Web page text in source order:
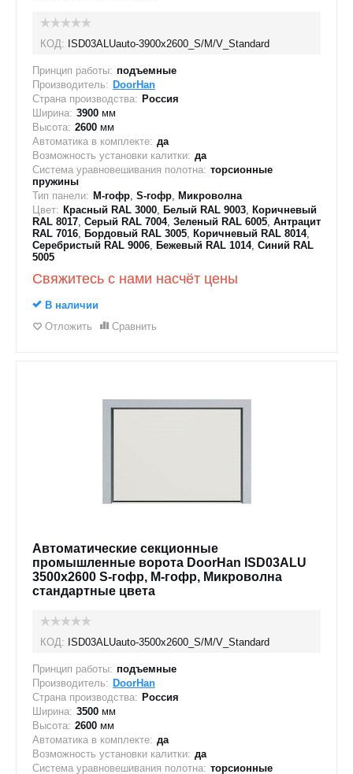
КОД: ISD03ALUauto-3900х2600_S/M/V_Standard
Принцип работы: подъемные
Производитель: DoorHan
Страна производства: Россия
Ширина: 3900 мм
Высота: 2600 мм
Автоматика в комплекте: да
Возможность установки калитки: да
Система уравновешивания полотна: торсионные
пружины
Тип панели: M-гофр, S-гофр, Микроволна
Цвет: Красный RAL 3000, Белый RAL 9003, Коричневый
RAL 8017, Серый RAL 7004, Зеленый RAL 6005, Антрацит
RAL 7016, Бордовый RAL 3005, Коричневый RAL 8014,
Серебристый RAL 9006, Бежевый RAL 1014, Синий RAL
5005
Свяжитесь с нами насчёт цены
В наличии
Отложить
Сравнить
Автоматические секционные
промышленные ворота DoorHan ISD03ALU
3500x2600 S-гофр, M-гофр, Микроволна
стандартные цвета
КОД: ISD03ALUauto-3500х2600_S/M/V_Standard
Принцип работы: подъемные
Производитель: DoorHan
Страна производства: Россия
Ширина: 3500 мм
Высота: 2600 мм
Автоматика в комплекте: да
Возможность установки калитки: да
Система уравновешивания полотна: торсионные